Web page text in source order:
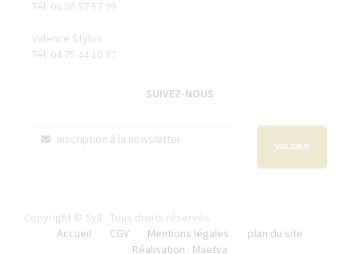
Tél. 06 08 57 57 99
Valence Stylos
Tél. 04 75 44 10 37
SUIVEZ-NOUS
VALIDER
Copyright © Syll - Tous droits réservés
Accueil
CGV Mentions légales
plan du site
Réalisation : Maetva